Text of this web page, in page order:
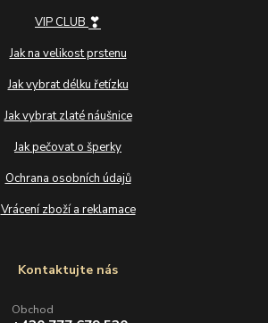
VIP CLUB ❣
Jak na velikost prstenu
Jak vybrat délku řetízku
Jak vybrat zlaté náušnice
Jak pečovat o šperky
Ochrana osobních údajů
Vrácení zboží a reklamace
Kontaktujte nás
Obchod